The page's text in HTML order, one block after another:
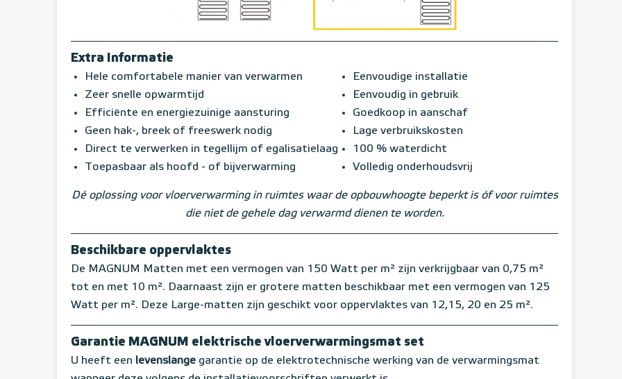
Extra Informatie
Hele comfortabele manier van verwarmen
Zeer snelle opwarmtijd
Efficiënte en energiezuinige aansturing
Geen hak-, breek of freeswerk nodig
Direct te verwerken in tegellijm of egalisatielaag
Toepasbaar als hoofd - of bijverwarming
Eenvoudige installatie
Eenvoudig in gebruik
Goedkoop in aanschaf
Lage verbruikskosten
100 % waterdicht
Volledig onderhoudsvrij
Dé oplossing voor vloerverwarming in ruimtes waar de opbouwhoogte beperkt is óf voor ruimtes
die niet de gehele dag verwarmd dienen te worden.
Beschikbare oppervlaktes
De MAGNUM Matten met een vermogen van 150 Watt per m² zijn verkrijgbaar van 0,75 m²
tot en met 10 m². Daarnaast zijn er grotere matten beschikbaar met een vermogen van 125
Watt per m². Deze Large-matten zijn geschikt voor oppervlaktes van 12,15, 20 en 25 m².
Garantie MAGNUM elektrische vloerverwarmingsmat set
U heeft een levenslange garantie op de elektrotechnische werking van de verwarmingsmat